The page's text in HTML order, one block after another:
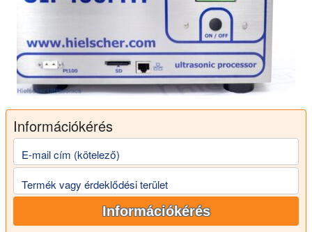
Információkérés
E-mail cím (kötelező)
Termék vagy érdeklődési terület
Információkérés